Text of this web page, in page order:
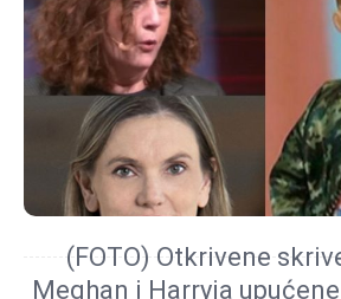
(FOTO) Otkrivene
Meghan i Harryja